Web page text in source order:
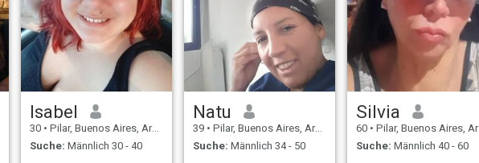
Isabel
30 • Pilar, Buenos Aires, Argentinien
Suche: Männlich 30 - 40
Natu
39 • Pilar, Buenos Aires, Argentinien
Suche: Männlich 34 - 50
Silvia
60 • Pilar, Buenos Aires, Argentinien
Suche: Männlich 40 - 60